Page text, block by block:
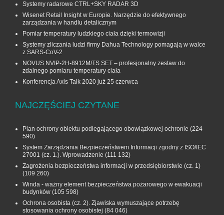
Systemy radarowe CTRL+SKY RADAR 3D
Wisenet Retail Insight w Europie. Narzędzie do efektywnego
zarządzania w handlu detalicznym
Pomiar temperatury ludzkiego ciała dzięki termowizji
Systemy zliczania ludzi firmy Dahua Technology pomagają w walce
z SARS-CoV-2
NOVUS NVIP-2H-8912M/TS SET – profesjonalny zestaw do
zdalnego pomiaru temperatury ciała
Konferencja Axis Talk 2020 już 25 czerwca
NAJCZĘŚCIEJ CZYTANE
Plan ochrony obiektu podlegającego obowiązkowej ochronie (224
590)
System Zarządzania Bezpieczeństwem Informacji zgodny z ISO/IEC
27001 (cz. 1.). Wprowadzenie (111 132)
Zagrożenia bezpieczeństwa informacji w przedsiębiorstwie (cz. 1)
(109 260)
Winda - ważny element bezpieczeństwa pożarowego w ewakuacji
budynków (105 598)
Ochrona osobista (cz. 2). Zjawiska wymuszające potrzebę
stosowania ochrony osobistej (84 046)